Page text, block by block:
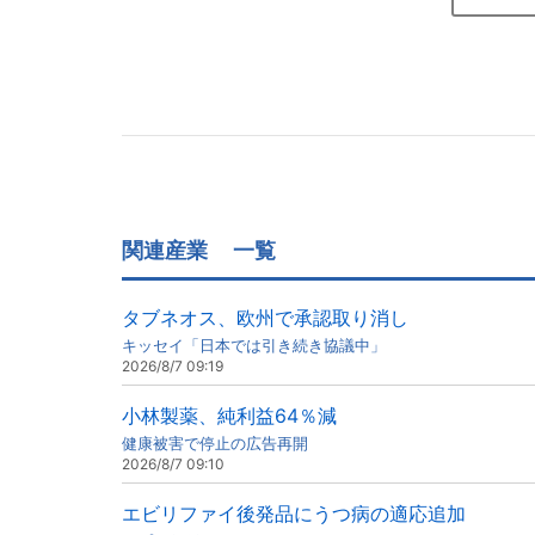
関連産業 一覧
タブネオス、欧州で承認取り消し
キッセイ「日本では引き続き協議中」
2026/8/7 09:19
小林製薬、純利益64％減
健康被害で停止の広告再開
2026/8/7 09:10
エビリファイ後発品にうつ病の適応追加